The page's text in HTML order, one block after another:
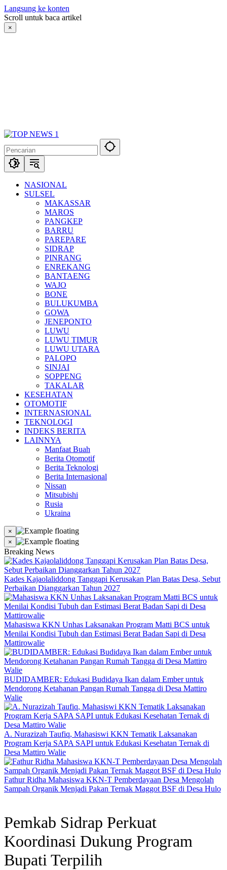
Langsung ke konten
Scroll untuk baca artikel
×
NASIONAL
SULSEL
MAKASSAR
MAROS
PANGKEP
BARRU
PAREPARE
SIDRAP
PINRANG
ENREKANG
BANTAENG
WAJO
BONE
BULUKUMBA
GOWA
JENEPONTO
LUWU
LUWU TIMUR
LUWU UTARA
PALOPO
SINJAI
SOPPENG
TAKALAR
KESEHATAN
OTOMOTIF
INTERNASIONAL
TEKNOLOGI
INDEKS BERITA
LAINNYA
Manfaat Buah
Berita Otomotif
Berita Teknologi
Berita Internasional
Nissan
Mitsubishi
Rusia
Ukraina
×
×
Breaking News
Kades Kajaolaliddong Tanggapi Kerusakan Plan Batas Desa, Sebut
Perbaikan Dianggarkan Tahun 2027
Mahasiswa KKN Unhas Laksanakan Program Matti BCS untuk
Menilai Kondisi Tubuh dan Estimasi Berat Badan Sapi di Desa
Mattirowalie
BUDIDAMBER: Edukasi Budidaya Ikan dalam Ember untuk
Mendorong Ketahanan Pangan Rumah Tangga di Desa Mattiro
Walie
A. Nurazizah Taufiq, Mahasiswi KKN Tematik Laksanakan
Program Kerja SAPA SAPI untuk Edukasi Kesehatan Ternak di
Desa Mattiro Walie
Fathur Ridha Mahasiswa KKN-T Pemberdayaan Desa Mengolah
Sampah Organik Menjadi Pakan Ternak Maggot BSF di Desa Hulo
Pemkab Sidrap Perkuat
Koordinasi Dukung Program
Bupati Terpilih